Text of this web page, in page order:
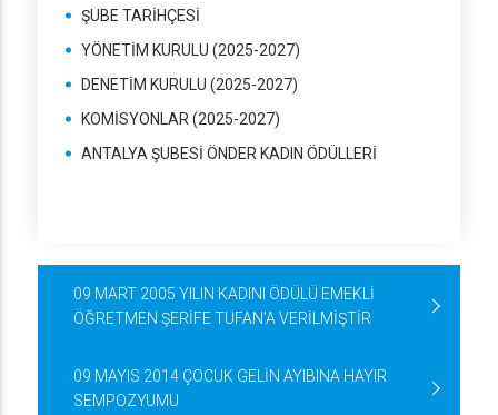
ŞUBE TARİHÇESİ
YÖNETİM KURULU (2025-2027)
DENETİM KURULU (2025-2027)
KOMİSYONLAR (2025-2027)
ANTALYA ŞUBESİ ÖNDER KADIN ÖDÜLLERİ
09 MART 2005 YILIN KADINI ÖDÜLÜ EMEKLİ
ÖĞRETMEN ŞERİFE TUFAN’A VERİLMİŞTİR
09 MAYIS 2014 ÇOCUK GELİN AYIBINA HAYIR
SEMPOZYUMU